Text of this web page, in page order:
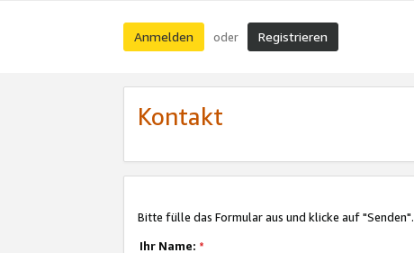
Anmelden oder Registrieren
Kontakt
Bitte fülle das Formular aus und klicke auf "Senden".
Ihr Name: *